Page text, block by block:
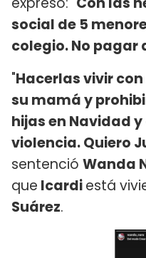
social de 5
colegio. No pagar
"Hacerlas vivir
su mamá y
hijas en Navidad y
violencia. Quiero
sentenció Wanda
que Icardiestá
Suárez.